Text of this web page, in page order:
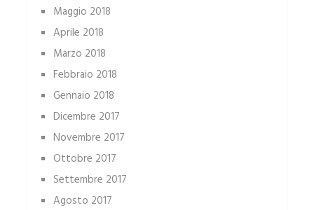
Maggio 2018
Aprile 2018
Marzo 2018
Febbraio 2018
Gennaio 2018
Dicembre 2017
Novembre 2017
Ottobre 2017
Settembre 2017
Agosto 2017